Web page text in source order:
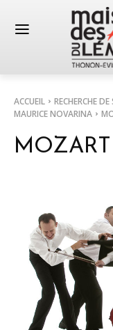
ACCUEIL RECHERCHE
MAURICE NOVARINA